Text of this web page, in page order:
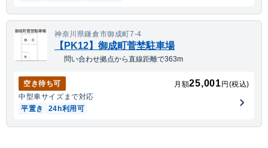
神奈川県鎌倉市御成町7-4
【PK12】御成町菅埜駐車場
問い合わせ拠点から直線距離で363m
空き待ち可 月額25,001 円(税込)
中型車サイズまで対応
平置き
24h利用可